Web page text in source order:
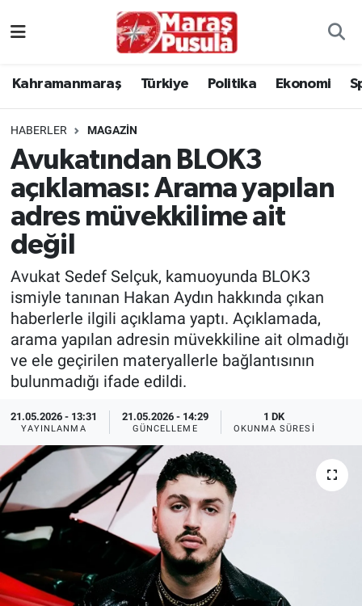
Kahramanmaraş Türkiye Politika Ekonomi
HABERLER MAGAZİN
Avukatından BLOK3
açıklaması: Arama yapılan
adres müvekkilime ait
değil
Avukat Sedef Selçuk, kamuoyunda BLOK3
ismiyle tanınan Hakan Aydın hakkında çıkan
haberlerle ilgili açıklama yaptı. Açıklamada,
arama yapılan adresin müvekkiline ait olmadığı
ve ele geçirilen materyallerle bağlantısının
bulunmadığı ifade edildi.
21.05.2026 - 13:31
YAYINLANMA
21.05.2026 - 14:29
GÜNCELLEME
1 DK
OKUNMA SÜRESI
Politika
Ekonomi
Spor
Kültür Sanat
Sağlık
TEKNOLOJİ
Dünya
MAGAZİN
Bilim, Teknoloji
ASAYİŞ
İstanbul Trafik Yoğunluk Haritası
Süper Lig Puan Durumu ve Fikstür
Tüm Manşetler
Son Dakika Haberleri
Haber Arşivi